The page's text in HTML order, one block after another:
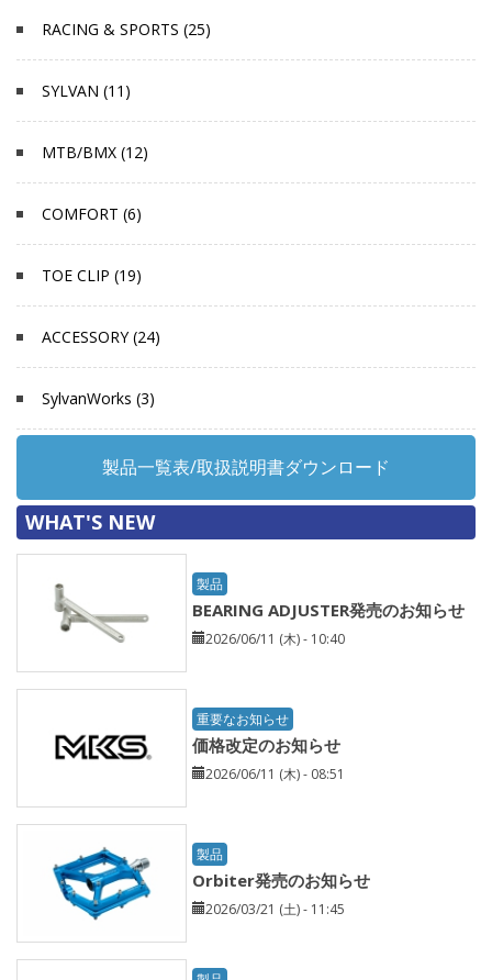
RACING & SPORTS (25)
SYLVAN (11)
MTB/BMX (12)
COMFORT (6)
TOE CLIP (19)
ACCESSORY (24)
SylvanWorks (3)
製品一覧表/取扱説明書ダウンロード
WHAT'S NEW
製品
BEARING ADJUSTER発売のお知らせ
2026/06/11 (木) - 10:40
重要なお知らせ
価格改定のお知らせ
2026/06/11 (木) - 08:51
製品
Orbiter発売のお知らせ
2026/03/21 (土) - 11:45